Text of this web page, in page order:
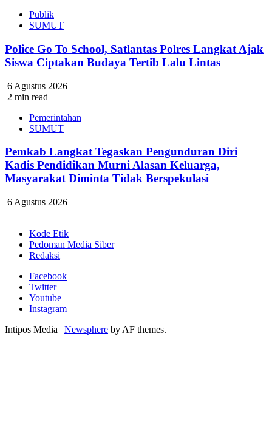
Publik
SUMUT
Police Go To School, Satlantas Polres Langkat Ajak
Siswa Ciptakan Budaya Tertib Lalu Lintas
6 Agustus 2026
2 min read
Pemerintahan
SUMUT
Pemkab Langkat Tegaskan Pengunduran Diri
Kadis Pendidikan Murni Alasan Keluarga,
Masyarakat Diminta Tidak Berspekulasi
6 Agustus 2026
Kode Etik
Pedoman Media Siber
Redaksi
Facebook
Twitter
Youtube
Instagram
Intipos Media | Newsphere by AF themes.